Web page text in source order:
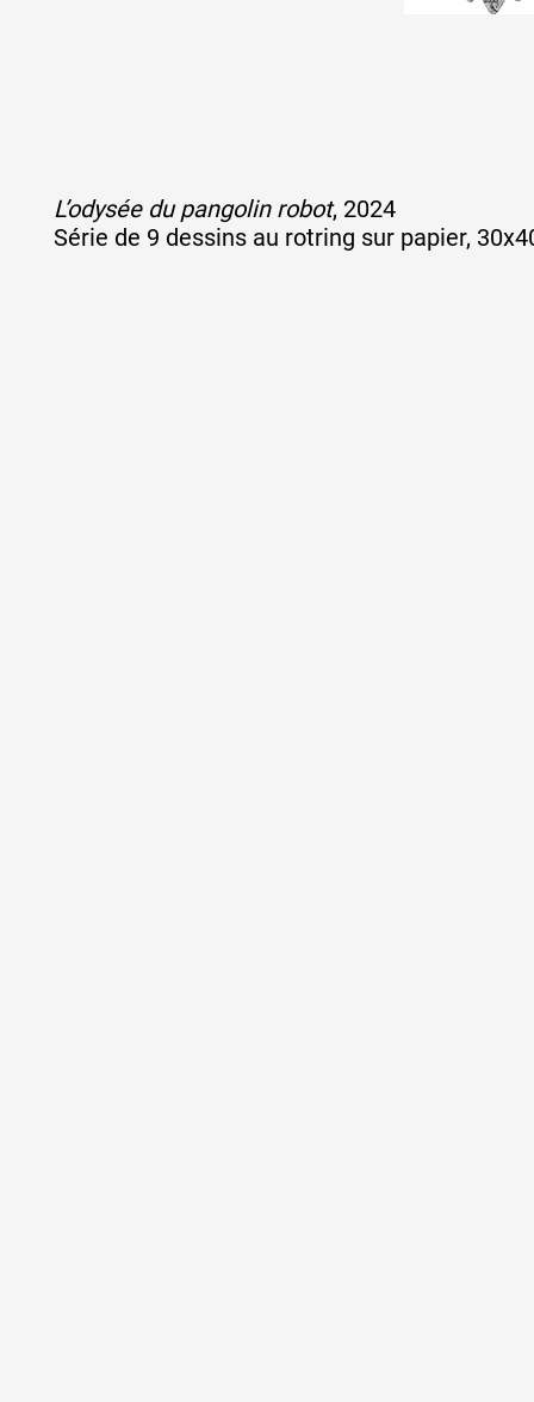
L’odysée du pangolin robot, 2024
Série de 9 dessins au rotring sur papier,